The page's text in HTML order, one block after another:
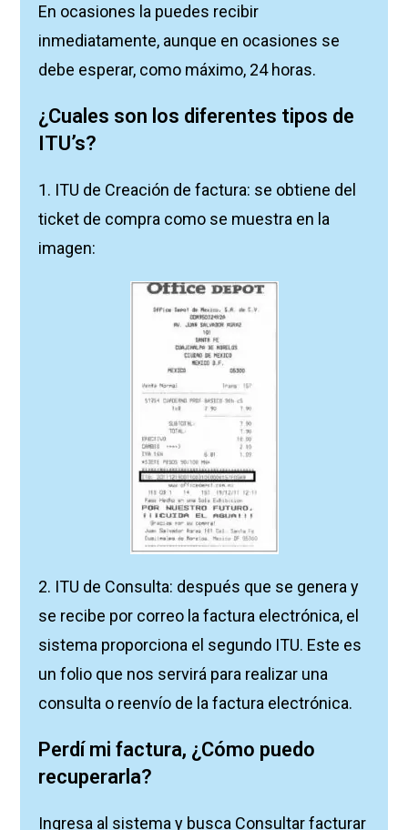
En ocasiones la puedes recibir
inmediatamente, aunque en ocasiones se
debe esperar, como máximo, 24 horas.
¿Cuales son los diferentes tipos de
ITU’s?
1. ITU de Creación de factura: se obtiene del
ticket de compra como se muestra en la
imagen:
2. ITU de Consulta: después que se genera y
se recibe por correo la factura electrónica, el
sistema proporciona el segundo ITU. Este es
un folio que nos servirá para realizar una
consulta o reenvío de la factura electrónica.
Perdí mi factura, ¿Cómo puedo
recuperarla?
Ingresa al sistema y busca Consultar facturar